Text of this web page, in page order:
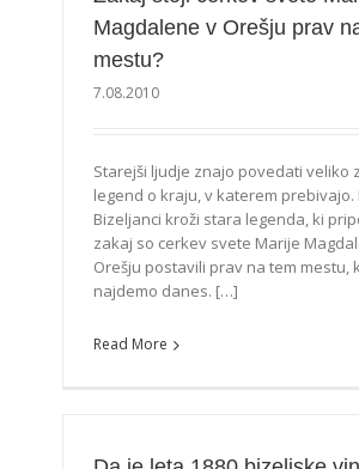
Magdalene v Orešju prav
mestu?
7.08.2010
Starejši ljudje znajo povedati veliko
legend o kraju, v katerem prebivajo.
Bizeljanci kroži stara legenda, ki
zakaj so cerkev svete Marije
Orešju postavili prav na tem mestu,
najdemo danes. […]
Read More